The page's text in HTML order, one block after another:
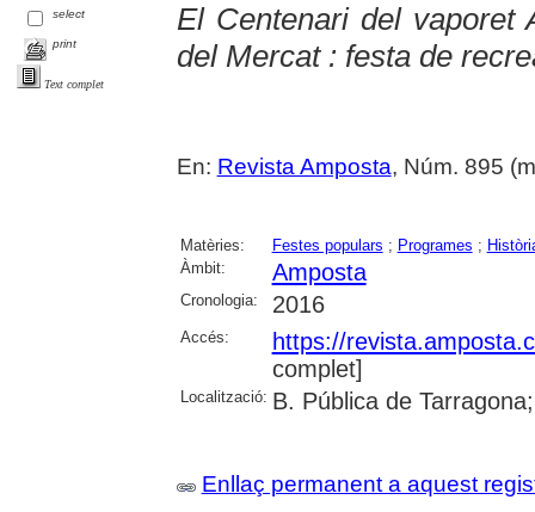
select
print
Text complet
El Centenari del vaporet
del Mercat : festa de
En: Revista Amposta, Núm. 895
Matèries: Festes populars ; Programes ;
Àmbit:
Amposta
Cronologia: 2016
Accés:
https://
complet]
Localització: B. Pública de
Enllaç permanent a aquest